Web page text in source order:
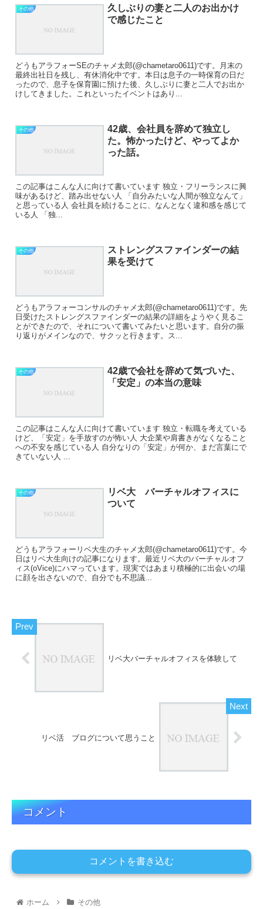
その他
久しぶりの妻と二人のお出かけ
で感じたこと
どうもアラフォーSEのチャメ太郎(@chametaro0611)です。月末の
最終出社日を残し、有休消化中です。本日は息子の一時保育の日だ
ったので、息子を保育園に預けた後、久しぶりに妻と二人でお出か
けしてきました。これといったイベントはあり...
その他
42歳、会社員を辞めて独立し
た。怖かったけど、やってよか
った話。
この記事はこんな人に向けて書いています 独立・フリーランスに興
味があるけど、踏み出せない人 「自分みたいな人間が独立なんて」
と思っている人 会社員を続けることに、なんとなく違和感を感じて
いる人 「独...
その他
ストレングスファインダーの結
果を受けて
どうもアラフォーコンサルのチャメ太郎(@chametaro0611)です。先
日受けたストレングスファインダーの結果の詳細をようやく見るこ
とができたので、それについて書いてみたいと思います。自分の振
り返りがメインなので、サクッと行きます。ス...
その他
42歳で会社を辞めて気づいた、
「安定」の本当の意味
この記事はこんな人に向けて書いています 独立・転職を考えている
けど、「安定」を手放すのが怖い人 大企業や肩書きがなくなること
への不安を感じている人 自分なりの「安定」が何か、まだ言葉にで
きていない人 ...
その他
リベ大 バーチャルオフィスに
ついて
どうもアラフォーリベ大生のチャメ太郎(@chametaro0611)です。今
日はリベ大生向けの記事になります。最近リベ大のバーチャルオフ
ィス(oVice)にハマっています。現実ではあまり積極的に出会いの場
に顔を出さないので、自分でも不思議...
リベ大バーチャルオフィスを体験して
リベ活 ブログについて思うこと
コメント
コメントを書き込む
ホーム その他